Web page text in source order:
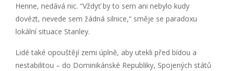
Henne, nedává nic. “Vždyť by to sem ani nebylo kudy
dovézt, nevede sem žádná silnice,“ směje se paradoxu
lokální situace Stanley.
Lidé také opouštějí zemi úplně, aby utekli před bídou a
nestabilitou – do Dominikánské Republiky, Spojených států